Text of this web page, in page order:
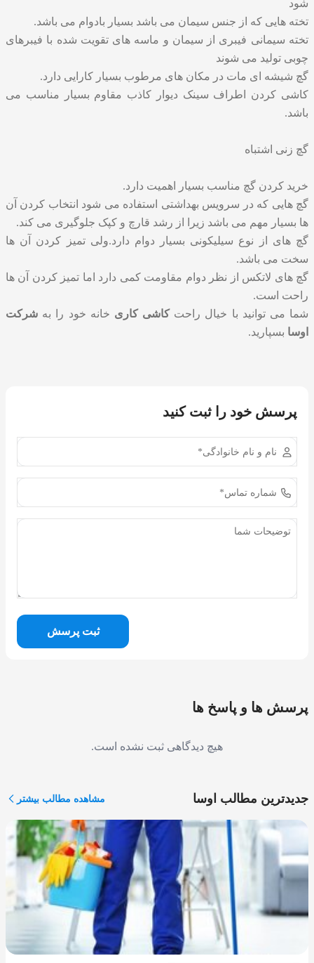
شود
تخته هایی که از جنس سیمان می باشد بسیار بادوام می باشد.
تخته سیمانی فیبری از سیمان و ماسه های تقویت شده با فیبرهای
چوبی تولید می شوند
گچ شیشه ای مات در مکان های مرطوب بسیار کارایی دارد.
کاشی کردن اطراف سینک دیوار کاذب مقاوم بسیار مناسب می
باشد.
گچ زنی اشتباه
خرید کردن گچ مناسب بسیار اهمیت دارد.
گچ هایی که در سرویس بهداشتی استفاده می شود انتخاب کردن آن
ها بسیار مهم می باشد زیرا از رشد قارچ و کپک جلوگیری می کند.
گچ های از نوع سیلیکونی بسیار دوام دارد.ولی تمیز کردن آن ها
سخت می باشد.
گچ های لاتکس از نظر دوام مقاومت کمی دارد اما تمیز کردن آن ها
راحت است.
شما می توانید با خیال راحتکاشی کاری خانه خود را به شرکت
اوسا بسپارید.
پرسش خود را ثبت کنید
ثبت پرسش
پرسش ها و پاسخ ها
هیچ دیدگاهی ثبت نشده است.
جدیدترین مطالب اوسا مشاهده مطالب بیشتر